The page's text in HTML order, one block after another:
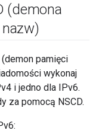
(demona
pamięci
wykonaj
i jedno dla IPv6.
za pomocą NSCD.